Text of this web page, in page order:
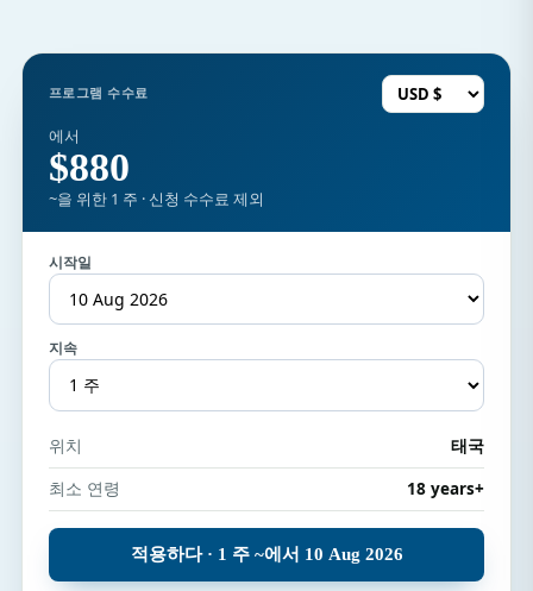
프로그램 수수료
에서
$880
~을 위한 1 주 · 신청 수수료 제외
시작일
지속
위치
태국
최소 연령
18 years+
적용하다 · 1 주 ~에서 10 Aug 2026